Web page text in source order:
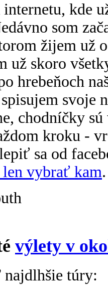
kde
som
žijem už
už skoro
hrebeňoch
svoje
chodníčky sú
kroku -
sa od
len vybrať kam.
výlety v
túry: